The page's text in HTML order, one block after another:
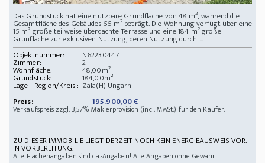
Das Grundstück hat eine nutzbare Grundfläche von 48 m², während die
Gesamtfläche des Gebäudes 55 m² beträgt. Die Wohnung verfügt über eine
15 m² große teilweise überdachte Terrasse und eine 184 m² große
Grünfläche zur exklusiven Nutzung, deren Nutzung durch ...
Objektnummer:
N62230447
Zimmer: 2
Wohnfläche: 48,00m²
Grundstück: 184,00m²
Lage - Region/Kreis : Zala(H) Ungarn
Preis:
195.900,00 €
Verkaufspreis zzgl. 3,57% Maklerprovision (incl. MwSt.) für den Käufer.
ZU DIESER IMMOBILIE LIEGT DERZEIT NOCH KEIN ENERGIEAUSWEIS VOR.
IN VORBEREITUNG.
Alle Flächenangaben sind ca.-Angaben! Alle Angaben ohne Gewähr!